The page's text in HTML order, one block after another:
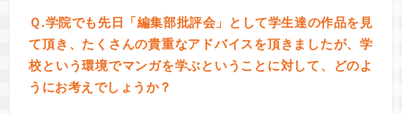
Ｑ.学院でも先日「編集部批評会」として学生達の作品を見
て頂き、たくさんの貴重なアドバイスを頂きましたが、学
校という環境でマンガを学ぶということに対して、どのよ
うにお考えでしょうか？